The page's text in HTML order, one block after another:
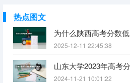
热点图文
为什么陕西高考分数低
2025-12-11 22:45:38
2024-11-21 10:01:22